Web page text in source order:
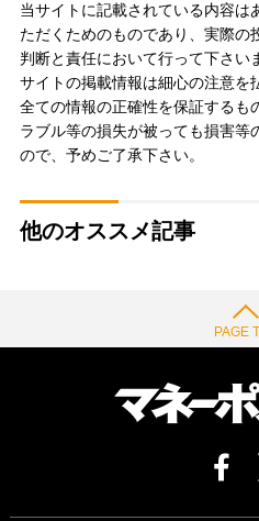
当サイトに記載されている内容は
ただくためのものであり、実際の
判断と責任において行って下さい
サイトの掲載情報は細心の注意を
全ての情報の正確性を保証するも
ラブル等の損失が被っても損害等
ので、予めご了承下さい。
他のオススメ記事
PAGE